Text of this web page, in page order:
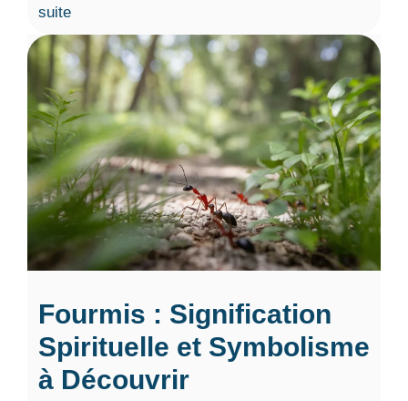
suite
Fourmis : Signification
Spirituelle et Symbolisme
à Découvrir